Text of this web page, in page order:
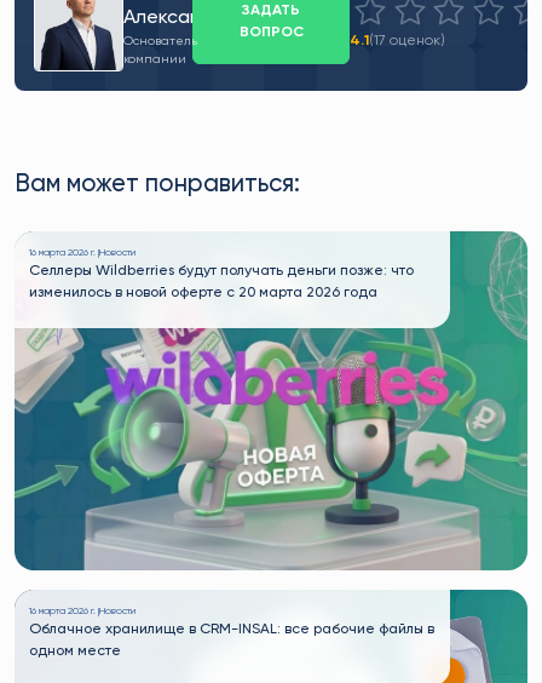
Александр
Основатель
компании
ЗАДАТЬ
ВОПРОС
4.1 (17 оценок)
Вам может понравиться:
16 марта 2026 г. | Новости
Селлеры Wildberries будут получать деньги позже: что
изменилось в новой оферте с 20 марта 2026 года
16 марта 2026 г. | Новости
Облачное хранилище в CRM-INSAL: все рабочие файлы в
одном месте